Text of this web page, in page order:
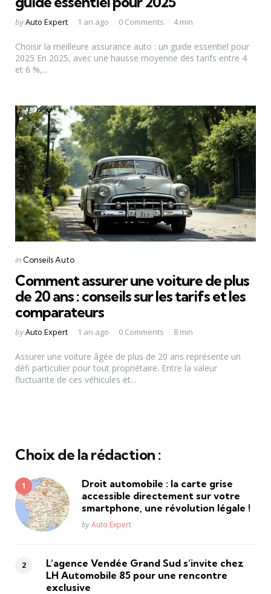
Posted
byAuto Expert 1 an ago 0 Comments 4 min
Choisir la meilleure assurance auto : un guide essentiel pour
2025 En 2025, avec une hausse moyenne des tarifs entre 4
et 6 %,...
Categories
Posted
in Conseils Auto
Comment assurer une voiture de plus
de 20 ans : conseils sur les tarifs et les
comparateurs
Posted
byAuto Expert 1 an ago 0 Comments 8 min
Assurer une voiture âgée de plus de 20 ans représente un
défi particulier pour tout propriétaire. Entre la valeur
fluctuante de ces véhicules et...
Choix de la rédaction :
Droit automobile : la carte grise
accessible directement sur votre
smartphone, une révolution légale !
Posted
byAuto Expert
L’agence Vendée Grand Sud s’invite chez
LH Automobile 85 pour une rencontre
exclusive